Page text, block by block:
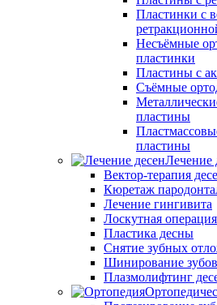
Пластинки с
Несъёмные
пластинки
Пластины с
Съёмные
пластины
пластины
Лечение
Вектор-терапия
Кюретаж
Лечение гингивита
Лоскутная
Пластика десны
Снятие зубных
Шинирование зубов
Плазмолифтинг